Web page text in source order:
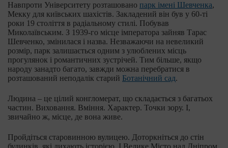
Навпроти Університету розташовано парк імені Шевченка,
Мекку для київських шахістів. Закладений він був у 60-ті
роки 19 століття в радіальному стилі. Побував
Миколаївським. З 1939-го місце імператора зайняв Тарас
Шевченко, змінилася і назва. Незважаючи на невеликий
розмір, парк залишається одним з улюблених місць
прогулянок і романтичних зустрічей. Тим більше, якщо
народу занадто багато, завжди можна перебратися в
розташований неподалік старий Ботанічний сад.
Людина – це цілий конгломерат, що складається з багатьох
частин. Виховання. Вміння. Характер. Точки зору. І,
звичайно ж, місце, де вона живе.
Пройдіться старовинною вулицею. Доторкніться до стін
будинків, які дихають історією. І Велике Місто над Дніпром